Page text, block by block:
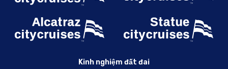
Kinh nghiệm đất đai